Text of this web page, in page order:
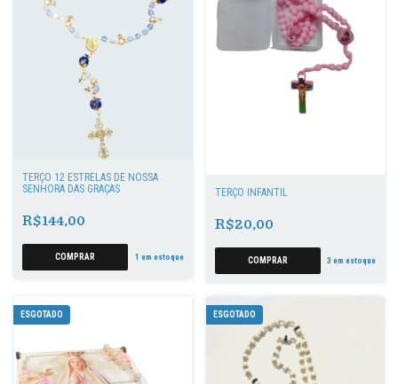
TERÇO 12 ESTRELAS DE NOSSA
SENHORA DAS GRAÇAS
R$144,00
1 em estoque
TERÇO INFANTIL
R$20,00
3 em estoque
ESGOTADO ESGOTADO